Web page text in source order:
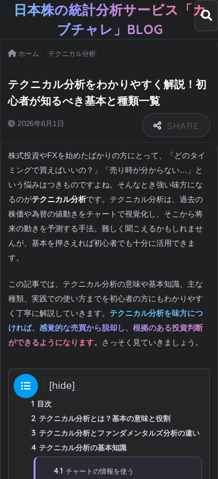
日本株の統計分析サービス「カ
ブチャレ」BLOG
ホーム テクニカル分析
テクニカル分析をわかりやすく解説！初
心者が知るべき基本と種類一覧
2026年6月1日
株式投資やFXを始めたばかりの方にとって、「どのタイ
ミングで買えばいいの？」「売り時が分からない…」と
いう悩みはつきものですよね。そんなとき強い味方にな
るのがテクニカル分析です。テクニカル分析は、過去の
株価や為替の値動きをチャートで視覚化し、そこから将
来の動きを予測する手法。難しく聞こえるかもしれませ
んが、基本を押さえれば初心者でも十分に活用できま
す。
この記事では、テクニカル分析の意味や基本知識、主な
種類、実践での使い方までを初心者の方にもわかりやす
く丁寧に解説していきます。 テクニカル分析を味方につ
ければ、感覚的な売買から脱却し、根拠のある投資判断
ができるようになります。
さっそく見ていきましょう。
目次 [hide]
1 目次
2 テクニカル分析とは？基本の意味と役割
3 テクニカル分析とファンダメンタルズ分析の違い
4 テクニカル分析の基本知識
4.1 チャートの情報を使う